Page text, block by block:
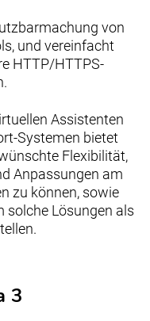
von
und vereinfacht
HTTP/HTTPS-
Assistenten
Systemen bietet
Flexibilität,
Anpassungen am
zu können, sowie
solche Lösungen als
3